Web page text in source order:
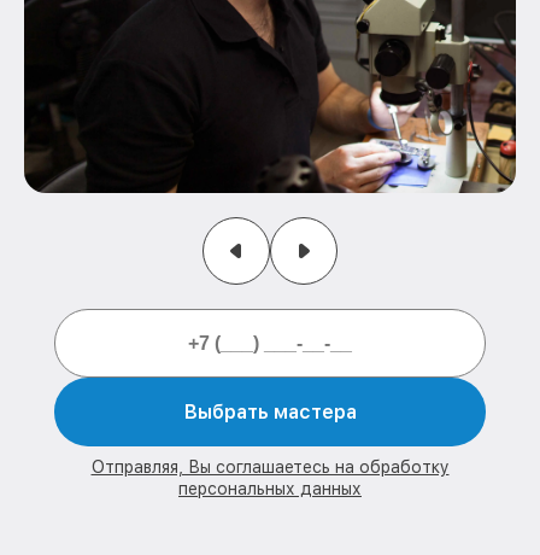
Выбрать мастера
Отправляя, Вы соглашаетесь на обработку
персональных данных